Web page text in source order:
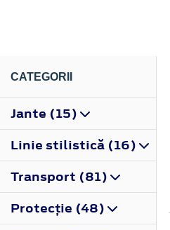
CATEGORII
Jante (15)
Linie stilistică (16)
Transport (81)
Protecţie (48)